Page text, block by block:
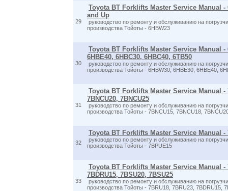
29
Toyota BT Forklifts Master Service Manual -
and Up
руководство по ремонту и обслуживанию на
производства Тойоты - 6HBW23
30
Toyota BT Forklifts Master Service Manual -
6HBE40, 6HBC30, 6HBC40, 6TB50
руководство по ремонту и обслуживанию на
производства Тойоты - 6HBW30, 6HBE30, 6HBE40,
31
Toyota BT Forklifts Master Service Manual -
7BNCU20, 7BNCU25
руководство по ремонту и обслуживанию на
производства Тойоты - 7BNCU15, 7BNCU18,
32
Toyota BT Forklifts Master Service Manual -
руководство по ремонту и обслуживанию на
производства Тойоты - 7BPUE15
33
Toyota BT Forklifts Master Service Manual -
7BDRU15, 7BSU20, 7BSU25
руководство по ремонту и обслуживанию на
производства Тойоты - 7BRU18, 7BRU23, 7BDRU15,